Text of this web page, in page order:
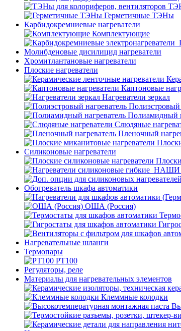
Герметичные ТЭНы
Карбидокремниевые нагреватели
Комплектующие
Молибденовые дисилицид нагреватели
Хромитлантановые нагреватели
Плоские нагреватели
Каптоновые
Нагреватели зеркал
Полиэстровый
Полиамидный
Слюдяные
Пленочный
Силиконовые нагреватели
Обогреватель шкафа автоматики
ОША (Россия)
Нагревательные шланги
Термопары
PT100
Регуляторы, реле
Материалы для нагревательных элементов
Клеммные колодки